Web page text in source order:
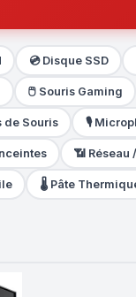
💿 Disque SSD
🖱️ Souris Gaming
de Souris 🎙️
📶 Réseau
🌡️ Pâte